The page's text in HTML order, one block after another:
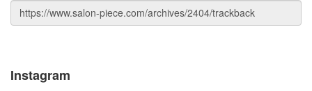
Instagram